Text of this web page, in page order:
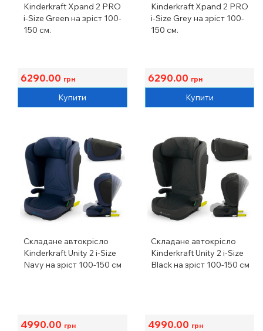
Kinderkraft Xpand 2 PRO
i-Size Green на зріст 100-
150 см.
6290.00 грн
Купити
Kinderkraft Xpand 2 PRO
i-Size Grey на зріст 100-
150 см.
6290.00 грн
Купити
Складане автокрісло
Kinderkraft Unity 2 i-Size
Navy на зріст 100-150 см
4990.00 грн
Складане автокрісло
Kinderkraft Unity 2 i-Size
Black на зріст 100-150 см
4990.00 грн